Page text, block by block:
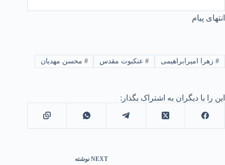
انتهای پیام
#زهرا امیرابراهیمی #عنکبوت مقدس # محسن مهدیان
این را با دیگران به اشتراک بگذار:
NEXT نوشته